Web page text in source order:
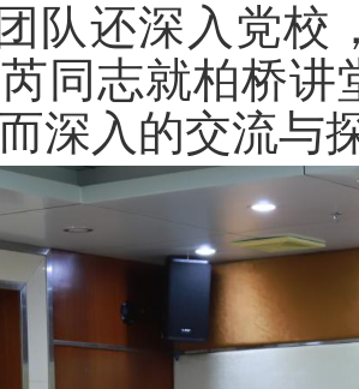
队还深入党校
同志就柏桥讲
深入的交流与